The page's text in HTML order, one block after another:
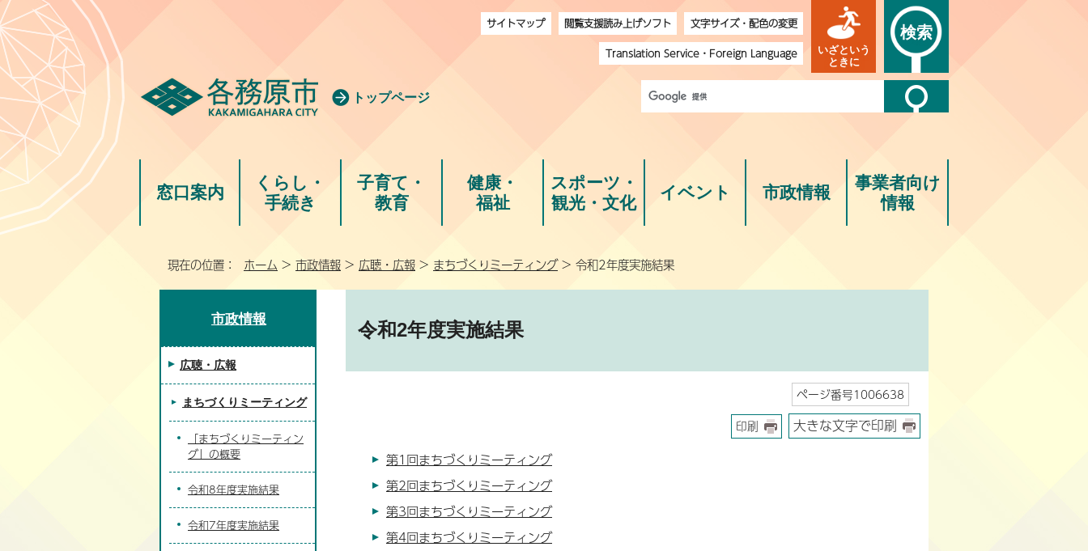
トップページ
サイトマップ 閲覧支援読み上げソフト
文字サイズ・配色の変更
Translation Service・ Foreign Language
いざという
ときに
検索
窓口案内
くらし・
手続き
子育て・
教育
健康・
福祉
スポーツ・
観光・文化
イベント 市政情報
事業者向け
情報
現在の位置： ホーム > 市政情報 > 広聴・広報 > まちづくりミーティング> 令和2年度実施結果
令和2年度実施結果
ページ番号1006638
印刷
大きな文字で印刷
第1回まちづくりミーティング
第2回まちづくりミーティング
第3回まちづくりミーティング
第4回まちづくりミーティング
市政情報
広聴・広報
まちづくりミーティング
「まちづくりミーティン
グ」の概要
令和8年度実施結果
令和7年度実施結果